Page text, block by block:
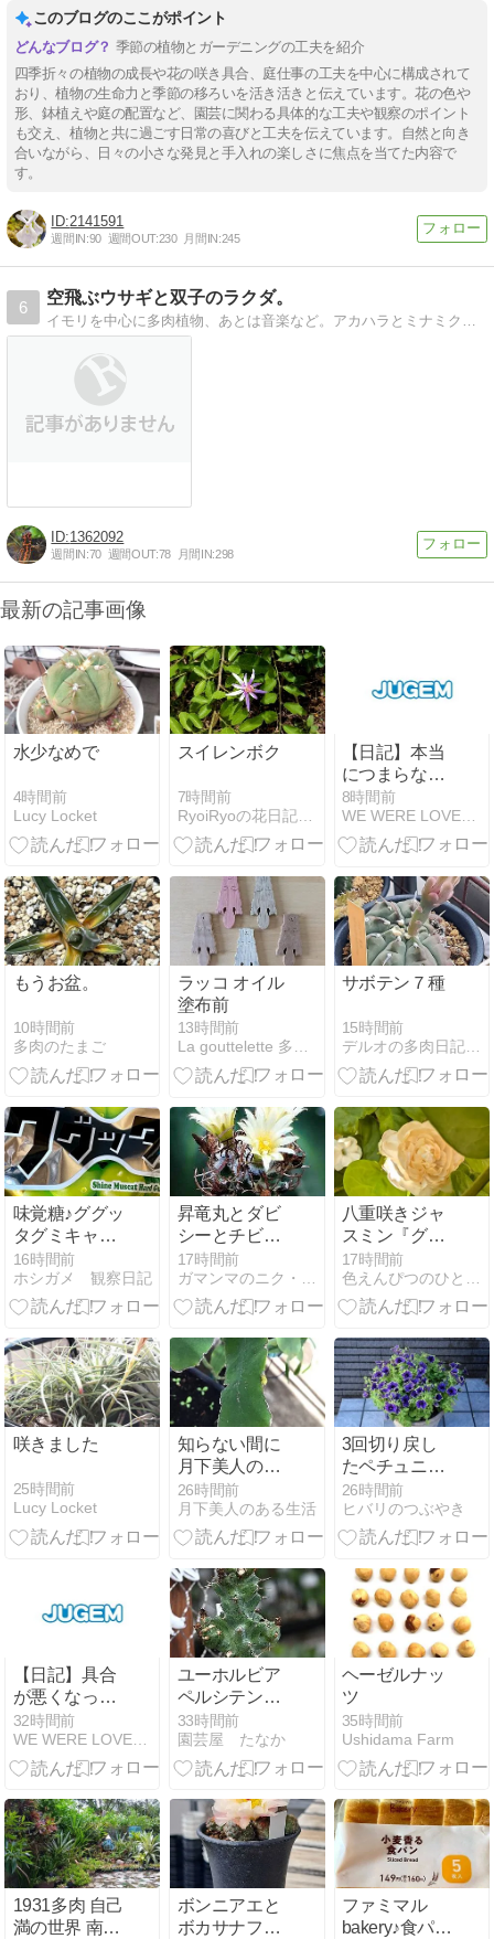
このブログのここがポイント
季節の植物とガーデニングの工夫を紹介
四季折々の植物の成長や花の咲き具合、庭仕事の工夫を中心に構成されて
おり、植物の生命力と季節の移ろいを活き活きと伝えています。花の色や
形、鉢植えや庭の配置など、園芸に関わる具体的な工夫や観察のポイント
も交え、植物と共に過ごす日常の喜びと工夫を伝えています。自然と向き
合いながら、日々の小さな発見と手入れの楽しさに焦点を当てた内容で
す。
2141591
週間IN:90 週間OUT:230 月間IN:245
6
空飛ぶウサギと双子のラクダ。
イモリを中心に多肉植物、あとは音楽など。アカハラとミナミクシイモリに囲まれたハッピーイモリライフです！
1362092
週間IN:70 週間OUT:78 月間IN:298
最新の記事画像
水少なめで
4時間前
Lucy Locket
スイレンボク
7時間前
RyoiRyoの花日記*Diario de flores
【日記】本当
につまらない
日記
2026/08/08
8時間前
WE WERE LOVERS。
もうお盆。
10時間前
多肉のたまご
ラッコ オイル
塗布前
13時間前
La gouttelette 多肉植物と木工のブログ
サボテン７種
15時間前
デルオの多肉日記 - 楽天ブログ
味覚糖♪ググッ
タグミキャデ
ィ(pq･v･)+°
16時間前
ホシガメ 観察日記
昇竜丸とダビ
シーとチビハ
ナキリンほか
17時間前
八重咲きジャ
スミン『グレ
イスフルレデ
ィジェイド』
とマランタ
ム』の小さな
花❀
17時間前
咲きました
25時間前
Lucy Locket
知らない間に
月下美人の花
芽が大きくな
っていた‼️
26時間前
月下美人のある生活
3回切り戻し
たペチュニ
ア・マサキ
26時間前
ヒバリのつぶやき
【日記】具合
が悪くなった
はなし
32時間前
WE WERE LOVERS。
ユーホルビア
ペルシテンス
＆お昼の休憩
33時間前
園芸屋 たなか
ヘーゼルナッ
ツ
35時間前
Ushidama Farm
1931多肉 自己
満の世界 南の
ボンニアエと
ボカサナフレ
ファミマル
bakery♪食パン